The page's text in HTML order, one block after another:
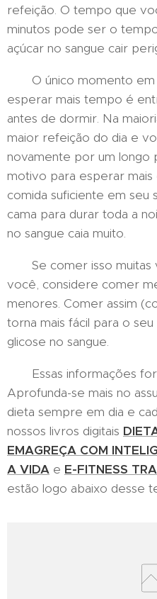
refeição. O tempo que
minutos pode ser o
açúcar no sangue cair
O único momento em
esperar mais tempo é
antes de dormir. Na
maior refeição do dia e
novamente por um
motivo para esperar
comida suficiente em seu
cama para durar toda a
no sangue caia muito.
Se comer isso muitas
você, considere comer
menores. Comer assim
torna mais fácil para o
glicose no sangue.
Essas informações
Aprofunda-se mais no
dieta sempre em dia e
nossos livros digitais
EMAGREÇA COM
A VIDA e E-FITNESS
estão logo abaixo desse